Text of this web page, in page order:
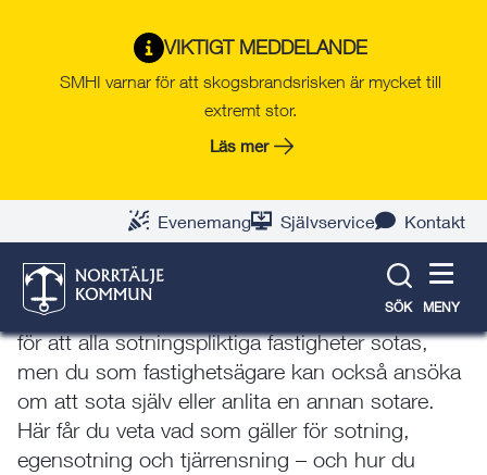
VIKTIGT MEDDELANDE
SMHI varnar för att skogsbrandsrisken är mycket till
extremt stor.
Läs mer
Evenemang Självservice Kontakt
SÖK MENY
Räddningstjänsten i
Norrtälje kommun
Sotning av eldstad
måste enligt lag göras regelbundet. I Norrtälje
kommun ansvarar en upphandlad entreprenör
för att alla sotningspliktiga fastigheter sotas,
men du som fastighetsägare kan också ansöka
om att sota själv eller anlita en annan sotare.
Här får du veta vad som gäller för sotning,
egensotning och tjärrensning – och hur du